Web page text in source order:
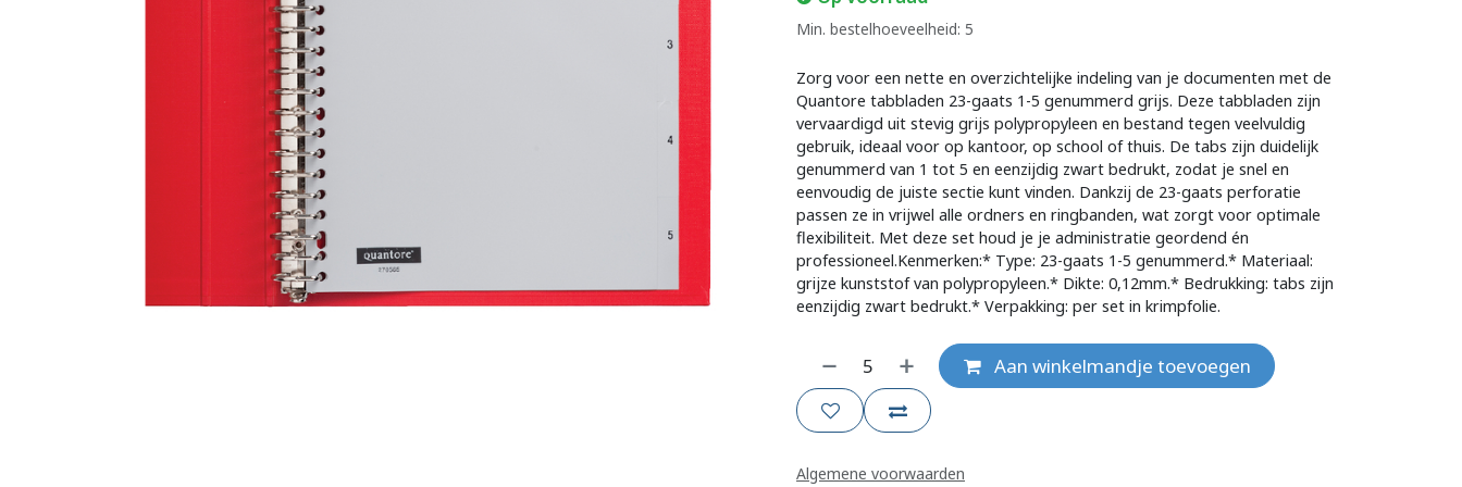
Min. bestelhoeveelheid: 5
Zorg voor een nette en overzichtelijke indeling van je documenten met de
Quantore tabbladen 23-gaats 1-5 genummerd grijs. Deze tabbladen zijn
vervaardigd uit stevig grijs polypropyleen en bestand tegen veelvuldig
gebruik, ideaal voor op kantoor, op school of thuis. De tabs zijn duidelijk
genummerd van 1 tot 5 en eenzijdig zwart bedrukt, zodat je snel en
eenvoudig de juiste sectie kunt vinden. Dankzij de 23-gaats perforatie
passen ze in vrijwel alle ordners en ringbanden, wat zorgt voor optimale
flexibiliteit. Met deze set houd je je administratie geordend én
professioneel.Kenmerken:* Type: 23-gaats 1-5 genummerd.* Materiaal:
grijze kunststof van polypropyleen.* Dikte: 0,12mm.* Bedrukking: tabs zijn
eenzijdig zwart bedrukt.* Verpakking: per set in krimpfolie.
Aan winkelmandje toevoegen
Algemene voorwaarden